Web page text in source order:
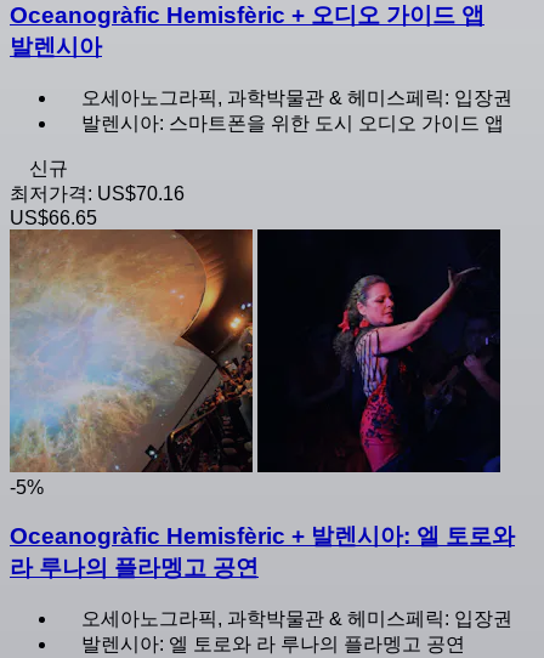
Oceanogràfic Hemisfèric + 오디오 가이드 앱
발렌시아
오세아노그라픽, 과학박물관 & 헤미스페릭: 입장권
발렌시아: 스마트폰을 위한 도시 오디오 가이드 앱
신규
최저가격: US$70.16
US$66.65
-5%
Oceanogràfic Hemisfèric + 발렌시아: 엘 토로와
라 루나의 플라멩고 공연
오세아노그라픽, 과학박물관 & 헤미스페릭: 입장권
발렌시아: 엘 토로와 라 루나의 플라멩고 공연